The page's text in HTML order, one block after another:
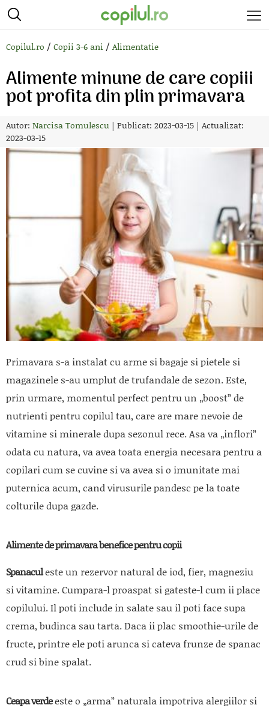
Copilul.ro / Copii 3-6 ani / Alimentatie
Alimente minune de care copiii
pot profita din plin primavara
Autor: Narcisa Tomulescu | Publicat: 2023-03-15 | Actualizat:
2023-03-15
Primavara s-a instalat cu arme si bagaje si pietele si
magazinele s-au umplut de trufandale de sezon. Este,
prin urmare, momentul perfect pentru un „boost” de
nutrienti pentru copilul tau, care are mare nevoie de
vitamine si minerale dupa sezonul rece. Asa va „inflori”
odata cu natura, va avea toata energia necesara pentru a
copilari cum se cuvine si va avea si o imunitate mai
puternica acum, cand virusurile pandesc pe la toate
colturile dupa gazde.
Alimente de primavara benefice pentru copii
Spanaculeste un rezervor natural de iod, fier, magneziu
si vitamine. Cumpara-l proaspat si gateste-l cum ii place
copilului. Il poti include in salate sau il poti face supa
crema, budinca sau tarta. Daca ii plac smoothie-urile de
fructe, printre ele poti arunca si cateva frunze de spanac
crud si bine spalat.
Ceapa verdeeste o „arma” naturala impotriva alergiilor si